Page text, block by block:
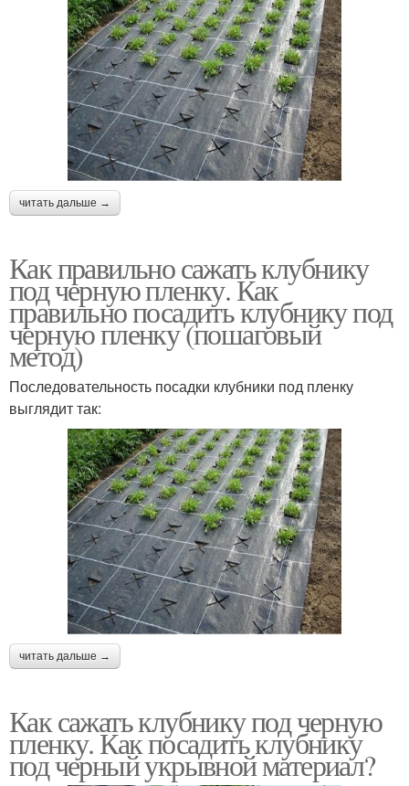
читать дальше →
Как правильно сажать клубнику
под черную пленку. Как
правильно посадить клубнику под
черную пленку (пошаговый
метод)
Последовательность посадки клубники под пленку
выглядит так:
читать дальше →
Как сажать клубнику под черную
пленку. Как посадить клубнику
под черный укрывной материал?